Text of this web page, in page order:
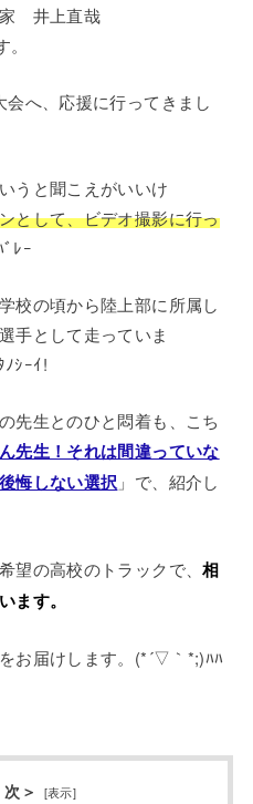
家 井上直哉
へ、応援に行ってきまし
うと聞こえがいいけ
として、ビデオ撮影に行っ
ﾚｰ
校の頃から陸上部に所属し
手として走っていま
ｼｰｲ!
先生とのひと悶着も、こち
先生！それは間違っていな
悔しない選択 」で、紹介し
望の高校のトラックで、相
ます。
お届けします。(*´▽｀*;)ﾊﾊ
次＞ [表示]